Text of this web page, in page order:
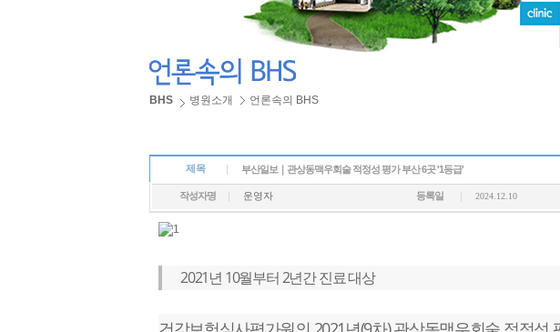
BHS 병원소개 언론속의 BHS
제목 부산일보｜관상동맥우회술 적정성 평가 부산 6곳 '1등급'
작성자명 운영자 등록일 2024.12.10
2021년 10월부터 2년간 진료 대상